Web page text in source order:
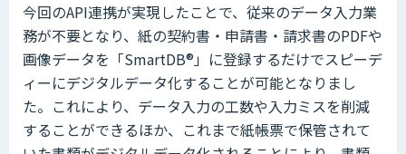
今回のAPI連携が実現したことで、従来のデータ入力業
務が不要となり、紙の契約書・申請書・請求書のPDFや
画像データを「SmartDB®︎」に登録するだけでスピーデ
ィーにデジタルデータ化することが可能となりまし
た。これにより、データ入力の工数や入力ミスを削減
することができるほか、これまで紙帳票で保管されて